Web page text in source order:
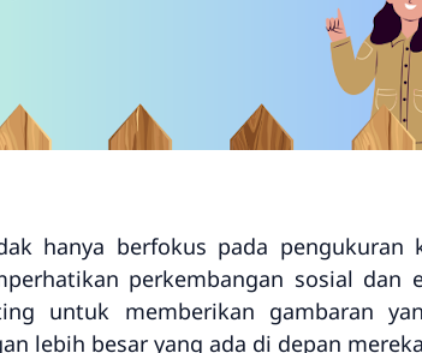
hanya berfokus pada pengukuran
perkembangan sosial dan
untuk memberikan gambaran
lebih besar yang ada di depan